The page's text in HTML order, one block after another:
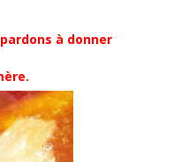
à donner